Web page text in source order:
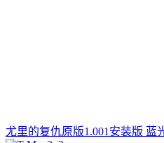
尤里的复仇原版1.001安装版 蓝